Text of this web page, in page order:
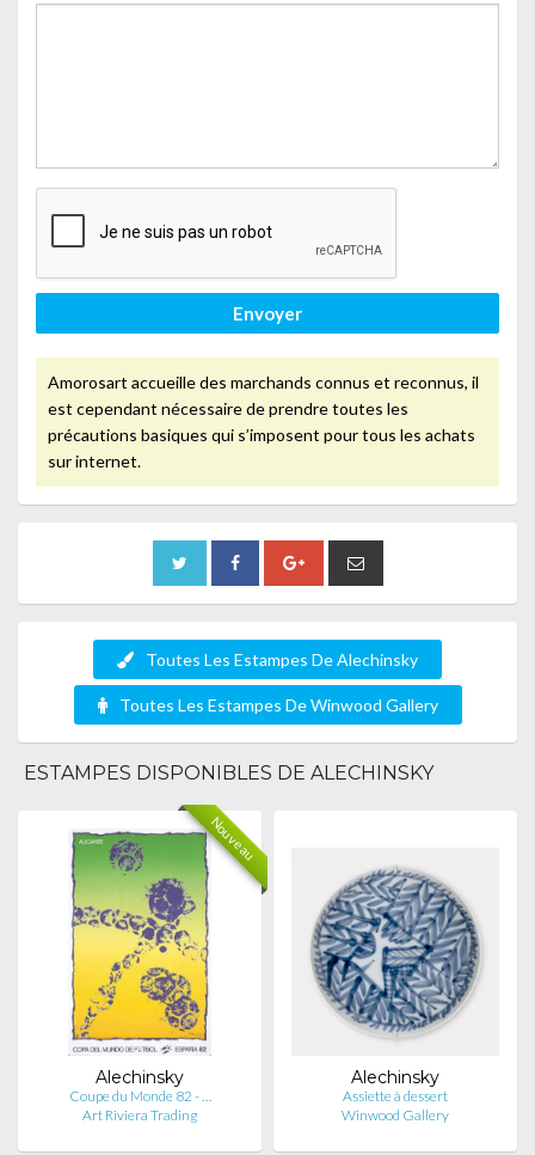
Envoyer
Amorosart accueille des marchands connus et reconnus, il
est cependant nécessaire de prendre toutes les
précautions basiques qui s’imposent pour tous les achats
sur internet.
Toutes Les Estampes De Alechinsky
Toutes Les Estampes De Winwood Gallery
ESTAMPES DISPONIBLES DE ALECHINSKY
Nouveau
Alechinsky
Coupe du Monde 82 - …
Art Riviera Trading
Alechinsky
Assiette à dessert
Winwood Gallery